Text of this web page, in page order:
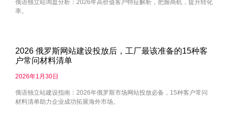
俄语独立站询盘分析：2026年高价值客户特征解析，把握商机，提升转化
率。
2026 俄罗斯网站建设投放后，工厂最该准备的15种客
户常问材料清单
2026年1月30日
俄语独立站建设指南：2026年俄罗斯市场网站投放必备，15种客户常问
材料清单助力企业成功拓展海外市场。